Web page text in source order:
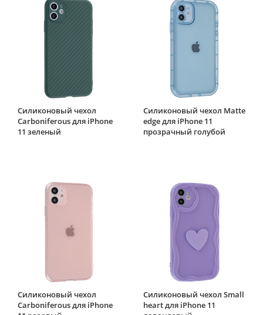
Силиконовый чехол
Carboniferous для iPhone
11 зеленый
Силиконовый чехол Matte
edge для iPhone 11
прозрачный голубой
Силиконовый чехол
Carboniferous для iPhone
Силиконовый чехол Small
heart для iPhone 11